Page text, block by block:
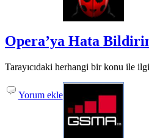
Opera’ya Hata
Tarayıcıdaki herhangi bir konu ile
Yorum ekle